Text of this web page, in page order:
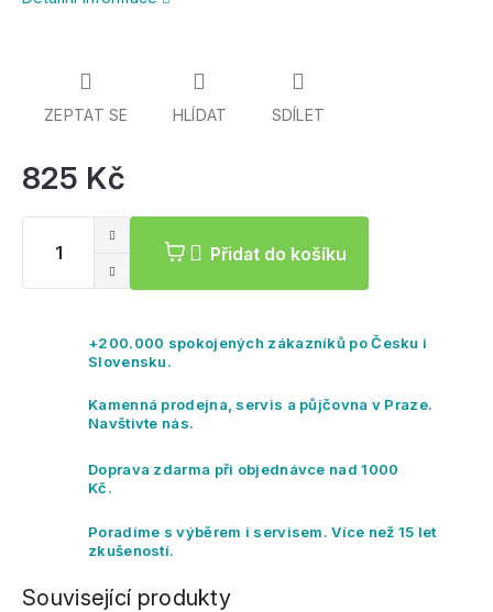
825 Kč
Přidat do košíku
ZEPTAT SE HLÍDAT SDÍLET
+200.000 spokojených zákazníků po Česku i
Slovensku.
Kamenná prodejna, servis a půjčovna v Praze.
Navštivte nás.
Doprava zdarma při objednávce nad 1000
Kč.
Poradíme s výběrem i servisem. Více než 15 let
zkušeností.
Související produkty